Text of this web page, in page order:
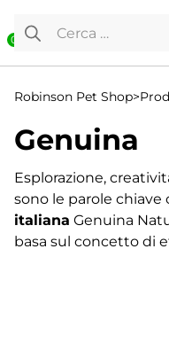
0
Ricerca per:
Robinson Pet Shop>
Genuina
Esplorazione,
sono le parole chiave
italiana Genuina
basa sul concetto di